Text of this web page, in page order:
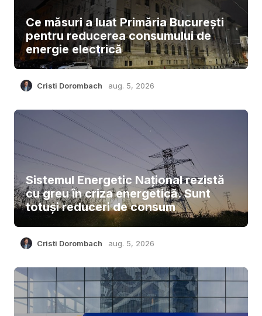
Ce măsuri a luat Primăria București
pentru reducerea consumului de
energie electrică
Cristi Dorombach aug. 5, 2026
Sistemul Energetic Național rezistă
cu greu în criza energetică. Sunt
totuși reduceri de consum
Cristi Dorombach aug. 5, 2026